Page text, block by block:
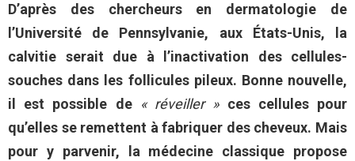
D’après des chercheurs en dermatologie de
l’Université de Pennsylvanie, aux États-Unis, la
calvitie serait due à l’inactivation des cellules-
souches dans les follicules pileux. Bonne nouvelle,
il est possible de « réveiller » ces cellules pour
qu’elles se remettent à fabriquer des cheveux. Mais
pour y parvenir, la médecine classique propose